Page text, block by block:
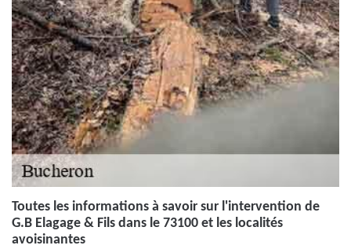
Toutes les informations à savoir sur l'intervention de
G.B Elagage & Fils dans le 73100 et les localités
avoisinantes